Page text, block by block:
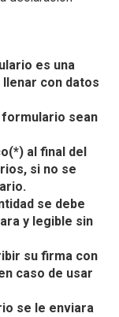
es una
con datos
sean
al final del
si no se
se debe
y legible sin
su firma con
caso de usar
se le enviara